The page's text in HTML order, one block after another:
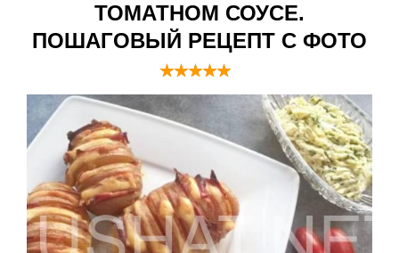
ТОМАТНОМ СОУСЕ.
ПОШАГОВЫЙ РЕЦЕПТ С ФОТО